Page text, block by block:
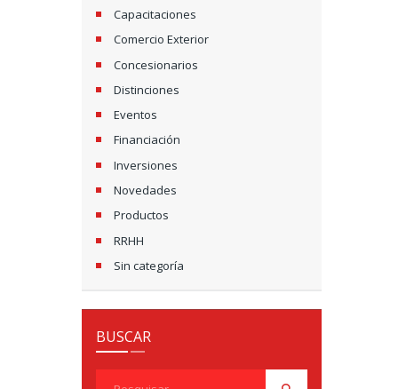
Capacitaciones
Comercio Exterior
Concesionarios
Distinciones
Eventos
Financiación
Inversiones
Novedades
Productos
RRHH
Sin categoría
BUSCAR